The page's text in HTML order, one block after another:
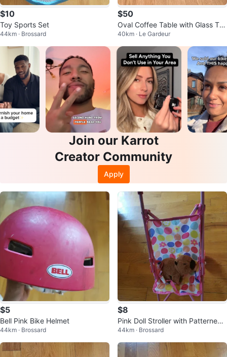
$10
Toy Sports Set
44km · Brossard
$50
Oval Coffee Table with Glass To
p
40km · Le Gardeur
Join our Karrot
Creator Community
Apply
$5
Bell Pink Bike Helmet
44km · Brossard
$8
Pink Doll Stroller with Patterned
Seat
44km · Brossard